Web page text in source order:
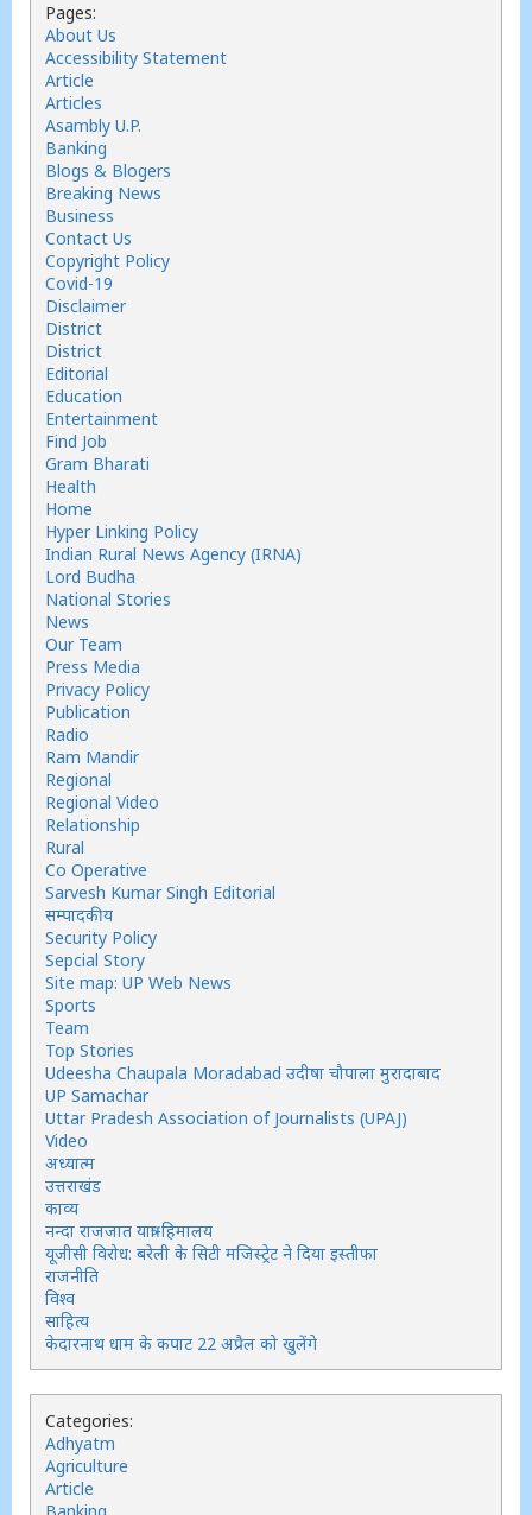
Pages:
About Us
Accessibility Statement
Article
Articles
Asambly U.P.
Banking
Blogs & Blogers
Breaking News
Business
Contact Us
Copyright Policy
Covid-19
Disclaimer
District
District
Editorial
Education
Entertainment
Find Job
Gram Bharati
Health
Home
Hyper Linking Policy
Indian Rural News Agency (IRNA)
Lord Budha
National Stories
News
Our Team
Press Media
Privacy Policy
Publication
Radio
Ram Mandir
Regional
Regional Video
Relationship
Rural
Co Operative
Sarvesh Kumar Singh Editorial
सम्पादकीय
Security Policy
Sepcial Story
Site map: UP Web News
Sports
Team
Top Stories
Udeesha Chaupala Moradabad उदीषा चौपाला मुरादाबाद
UP Samachar
Uttar Pradesh Association of Journalists (UPAJ)
Video
अध्यात्म
उत्तराखंड
काव्य
नन्दा राजजात यात्रा-हिमालय
यूजीसी विरोध: बरेली के सिटी मजिस्ट्रेट ने दिया इस्तीफा
राजनीति
विश्व
साहित्य
केदारनाथ धाम के कपाट 22 अप्रैल को खुलेंगे
Categories:
Adhyatm
Agriculture
Article